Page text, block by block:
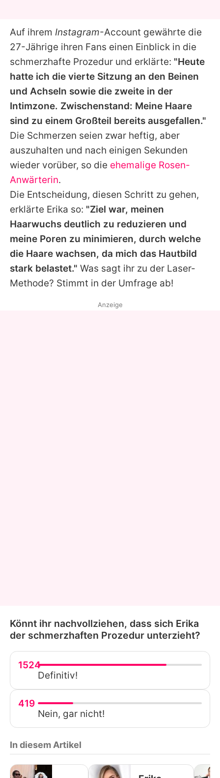
Auf ihrem Instagram-Account gewährte die
27-Jährige ihren Fans einen Einblick in die
schmerzhafte Prozedur und erklärte: "Heute
hatte ich die vierte Sitzung an den Beinen
und Achseln sowie die zweite in der
Intimzone. Zwischenstand: Meine Haare
sind zu einem Großteil bereits ausgefallen."
Die Schmerzen seien zwar heftig, aber
auszuhalten und nach einigen Sekunden
wieder vorüber, so die ehemalige Rosen-
Anwärterin.
Die Entscheidung, diesen Schritt zu gehen,
erklärte Erika so: "Ziel war, meinen
Haarwuchs deutlich zu reduzieren und
meine Poren zu minimieren, durch welche
die Haare wachsen, da mich das Hautbild
stark belastet." Was sagt ihr zu der Laser-
Methode? Stimmt in der Umfrage ab!
Anzeige
Könnt ihr nachvollziehen, dass sich Erika
der schmerzhaften Prozedur unterzieht?
1524
Definitiv!
419
Nein, gar nicht!
In diesem Artikel